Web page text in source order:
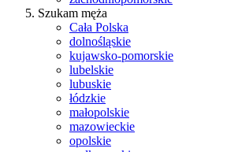
Szukam męża
Cała Polska
dolnośląskie
kujawsko-pomorskie
lubelskie
lubuskie
łódzkie
małopolskie
mazowieckie
opolskie